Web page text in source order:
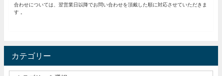
合わせについては、翌営業日以降でお問い合わせを頂戴した順に対応させていただきま
す 。
カテゴリー